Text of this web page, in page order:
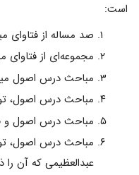
است:
صد مساله از فتاوای
مجموعه‌ای از فتاوای
مباحث درس اصول
مباحث درس اصول،
مباحث درس اصول و
مباحث درس اصول،
عبدالعظیمی‌ که آن را